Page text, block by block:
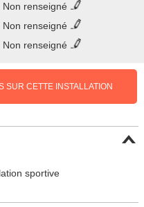
Non renseigné
Non renseigné
Non renseigné
SUR CETTE INSTALLATION
sportive